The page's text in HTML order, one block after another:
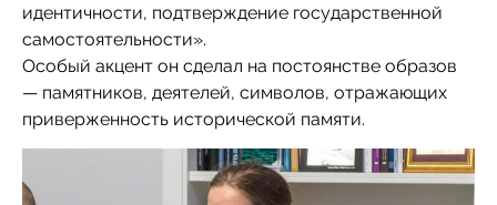
идентичности, подтверждение государственной
самостоятельности».
Особый акцент он сделал на постоянстве образов
— памятников, деятелей, символов, отражающих
приверженность исторической памяти.